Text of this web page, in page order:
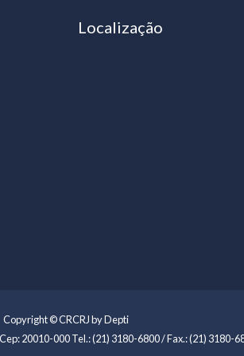
Localização
Copyright © CRCRJ by Depti
20010-000 Tel.: (21) 3180-6800 / Fax.: (21) 3180-